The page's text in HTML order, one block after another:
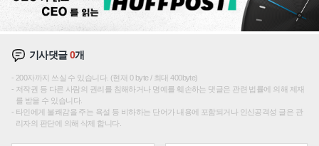
기사댓글0개
200자까지 쓰실 수 있습니다. (현재 0 byte / 최대 400byte)
저작권 등 다른 사람의 권리를 침해하거나 명예를 훼손하는 댓글은 관련 법률에 의해 제재
를 받을 수 있습니다.
타인에게 불쾌감을 주는 욕설 등 비하하는 단어가 내용에 포함되거나 인신공격성 글은 관
리자의 판단에 의해 삭제 합니다.